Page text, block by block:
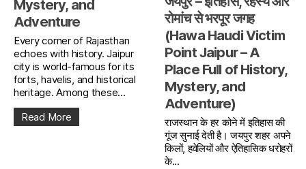
Mystery, and
Adventure
Every corner of Rajasthan
echoes with history. Jaipur
city is world-famous for its
forts, havelis, and historical
heritage. Among these...
Read More
रोमांच से भरपूर जगह
(Hawa Haudi Victim
Point Jaipur – A
Place Full of History,
Mystery, and
Adventure)
राजस्थान के हर कोने में इतिहास की
गूंज सुनाई देती है। जयपुर शहर अपने
किलों, हवेलियों और ऐतिहासिक धरोहरों
के...